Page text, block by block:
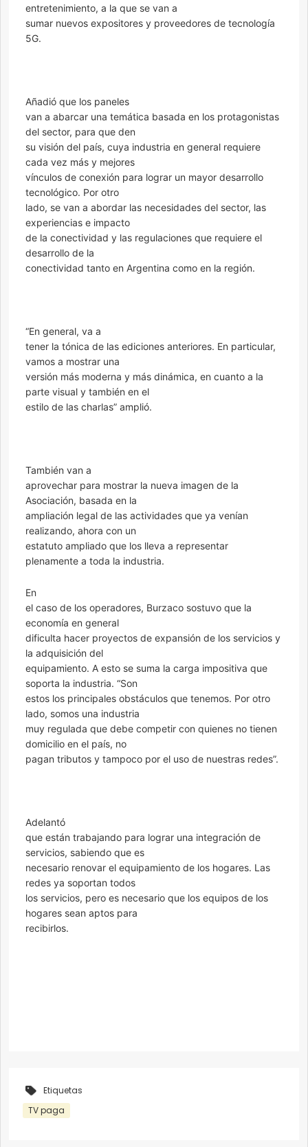
entretenimiento, a la que se van a
sumar nuevos expositores y proveedores de tecnología
5G.
Añadió que los paneles
van a abarcar una temática basada en los protagonistas
del sector, para que den
su visión del país, cuya industria en general requiere
cada vez más y mejores
vínculos de conexión para lograr un mayor desarrollo
tecnológico. Por otro
lado, se van a abordar las necesidades del sector, las
experiencias e impacto
de la conectividad y las regulaciones que requiere el
desarrollo de la
conectividad tanto en Argentina como en la región.
“En general, va a
tener la tónica de las ediciones anteriores. En particular,
vamos a mostrar una
versión más moderna y más dinámica, en cuanto a la
parte visual y también en el
estilo de las charlas” amplió.
También van a
aprovechar para mostrar la nueva imagen de la
Asociación, basada en la
ampliación legal de las actividades que ya venían
realizando, ahora con un
estatuto ampliado que los lleva a representar
plenamente a toda la industria.
En
el caso de los operadores, Burzaco sostuvo que la
economía en general
dificulta hacer proyectos de expansión de los servicios y
la adquisición del
equipamiento. A esto se suma la carga impositiva que
soporta la industria. “Son
estos los principales obstáculos que tenemos. Por otro
lado, somos una industria
muy regulada que debe competir con quienes no tienen
domicilio en el país, no
pagan tributos y tampoco por el uso de nuestras redes”.
Adelantó
que están trabajando para lograr una integración de
servicios, sabiendo que es
necesario renovar el equipamiento de los hogares. Las
redes ya soportan todos
los servicios, pero es necesario que los equipos de los
hogares sean aptos para
recibirlos.
Etiquetas
TV paga